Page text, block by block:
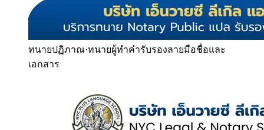
ทนายปฏิภาณ·ทนายผู้ทำคำรับรองลายมือชื่อและ
เอกสาร